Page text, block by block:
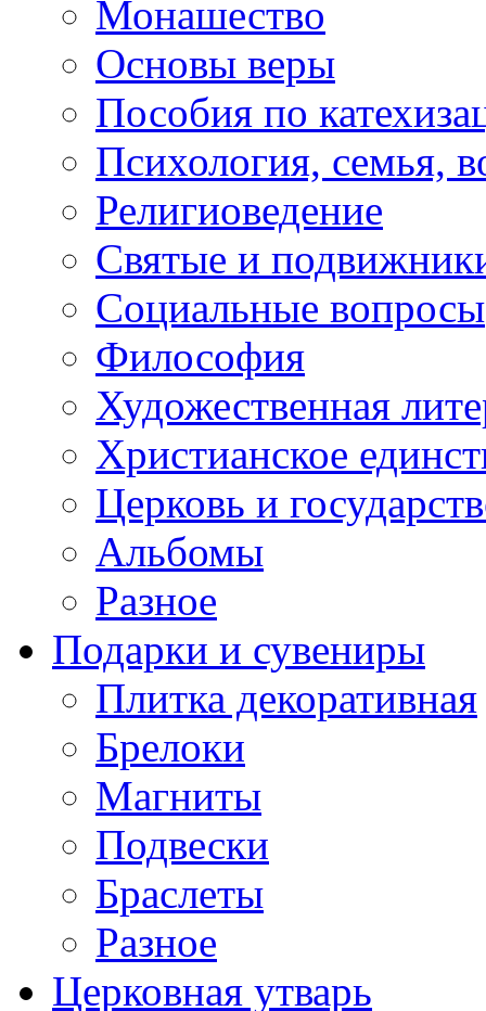
Монашество
Основы веры
Пособия по
Психология, семья,
Религиоведение
Святые и
Социальные вопросы
Философия
Художественная
Христианское
Церковь и
Альбомы
Разное
Подарки и сувениры
Плитка декоративная
Брелоки
Магниты
Подвески
Браслеты
Разное
Церковная утварь